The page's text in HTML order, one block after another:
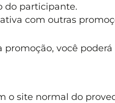
do participante.
com outras
promoção, você
o site normal do